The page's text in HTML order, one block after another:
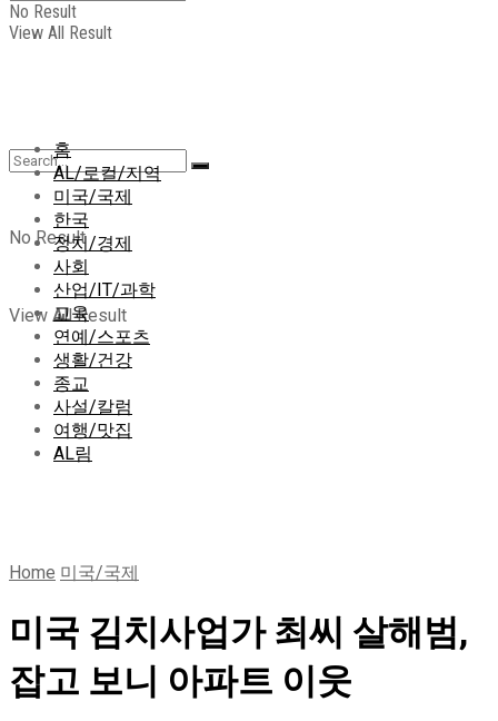
No Result
View All Result
No Result
View All Result
홈
AL/로컬/지역
미국/국제
한국
정치/경제
사회
산업/IT/과학
교육
연예/스포츠
생활/건강
종교
사설/칼럼
여행/맛집
AL림
Home 미국/국제
미국 김치사업가 최씨 살해범,
잡고 보니 아파트 이웃